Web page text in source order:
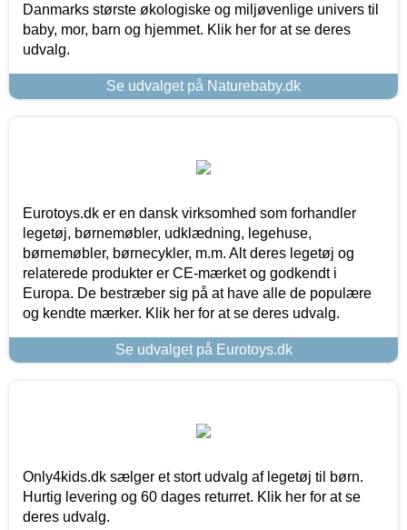
Danmarks største økologiske og miljøvenlige univers til
baby, mor, barn og hjemmet. Klik her for at se deres
udvalg.
Se udvalget på Naturebaby.dk
Eurotoys.dk er en dansk virksomhed som forhandler
legetøj, børnemøbler, udklædning, legehuse,
børnemøbler, børnecykler, m.m. Alt deres legetøj og
relaterede produkter er CE-mærket og godkendt i
Europa. De bestræber sig på at have alle de populære
og kendte mærker. Klik her for at se deres udvalg.
Se udvalget på Eurotoys.dk
Only4kids.dk sælger et stort udvalg af legetøj til børn.
Hurtig levering og 60 dages returret. Klik her for at se
deres udvalg.